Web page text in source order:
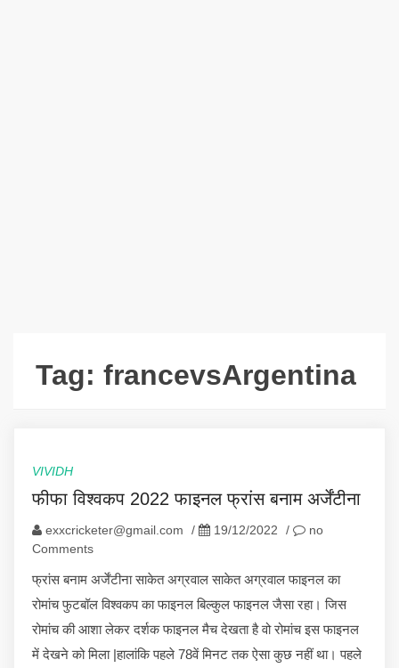
Tag: francevsArgentina
VIVIDH
फीफा विश्वकप 2022 फाइनल फ्रांस बनाम अर्जेंटीना
exxcricketer@gmail.com / 19/12/2022 /
no
Comments
फ्रांस बनाम अर्जेंटीना साकेत अग्रवाल साकेत अग्रवाल फाइनल का
रोमांच फुटबॉल विश्वकप का फाइनल बिल्कुल फाइनल जैसा रहा। जिस
रोमांच की आशा लेकर दर्शक फाइनल मैच देखता है वो रोमांच इस फाइनल
में देखने को मिला |हालांकि पहले 78वें मिनट तक ऐसा कुछ नहीं था। पहले